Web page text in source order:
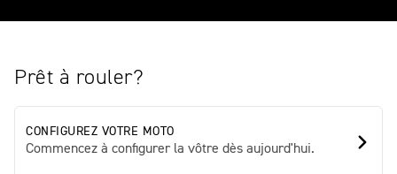
Prêt à rouler?
CONFIGUREZ VOTRE MOTO
Commencez à configurer la vôtre dès aujourd'hui.